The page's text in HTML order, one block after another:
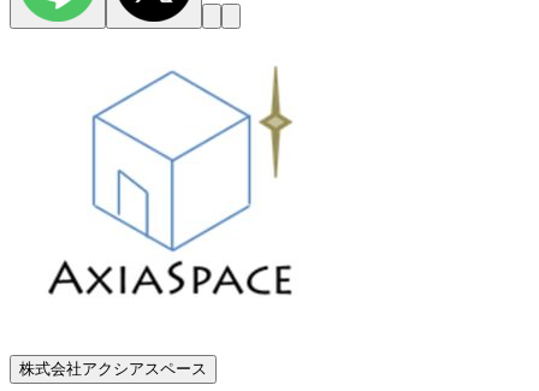
株式会社アクシアスペース